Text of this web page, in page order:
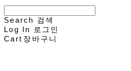
Search 검색
Log In
로그인
Cart 장바구니